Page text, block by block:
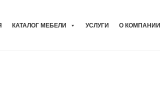
КАТАЛОГ МЕБЕЛИ УСЛУГИ О КОМПАНИИ